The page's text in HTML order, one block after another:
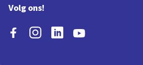
Volg ons!